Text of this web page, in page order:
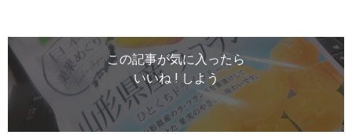
この記事が気に入ったら
いいね ! しよう